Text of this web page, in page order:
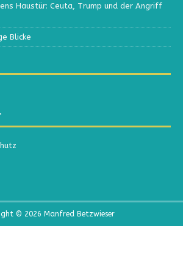
Haustür: Ceuta, Trump und der Angriff
Blicke
© 2026 Manfred Betzwieser